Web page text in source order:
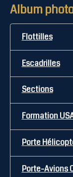
Album
Flottilles
Escadrilles
Sections
Formation
Porte
Porte-Avions